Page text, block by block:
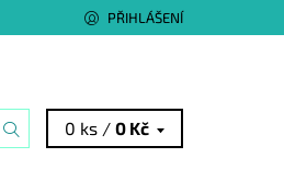
PŘIHLÁŠENÍ
0 ks /0 Kč